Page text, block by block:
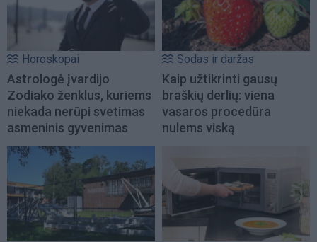
Horoskopai
Astrologė įvardijo
Zodiako ženklus, kuriems
niekada nerūpi svetimas
asmeninis gyvenimas
Sodas ir daržas
Kaip užtikrinti gausų
braškių derlių: viena
vasaros procedūra
nulems viską